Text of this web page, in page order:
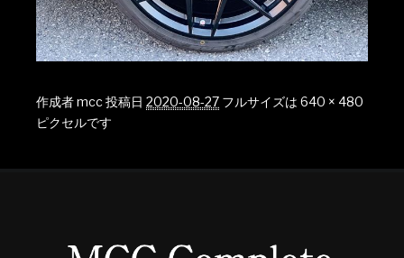
作成者mcc投稿日 2020-08-27 フルサイズは 640 × 480
ピクセルです